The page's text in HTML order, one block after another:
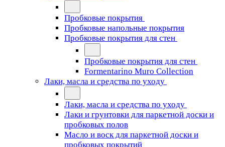
Пробковые покрытия
Пробковые напольные покрытия
Пробковые покрытия для стен
Пробковые покрытия для стен
Formentarino Muro Collection
Лаки, масла и средства по уходу
Лаки, масла и средства по уходу
Лаки и грунтовки для паркетной доски и
пробковых полов
Масло и воск для паркетной доски и
пробковых покрытий